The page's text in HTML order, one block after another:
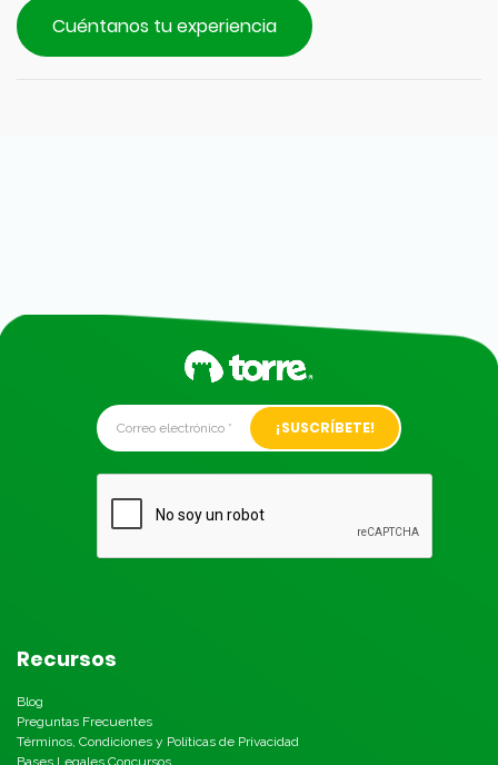
Cuéntanos tu experiencia
Alternative:
Recursos
Blog
Preguntas Frecuentes
Términos, Condiciones y Políticas de Privacidad